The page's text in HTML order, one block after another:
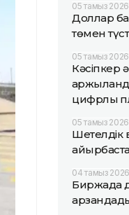
05 тамыз
Доллар
төмен
05 тамыз
Кәсіпкер
цифрлық
05 тамыз
Шетелдік
04 тамыз
Биржада